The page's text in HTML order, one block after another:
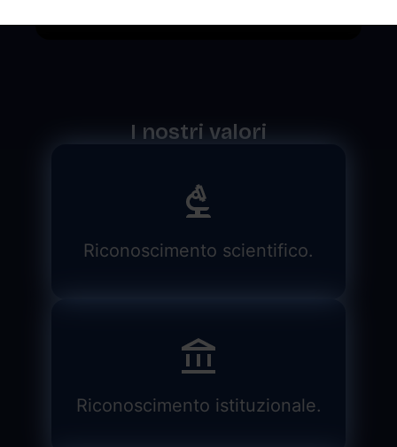
I nostri valori
Riconoscimento scientifico.
Riconoscimento istituzionale.